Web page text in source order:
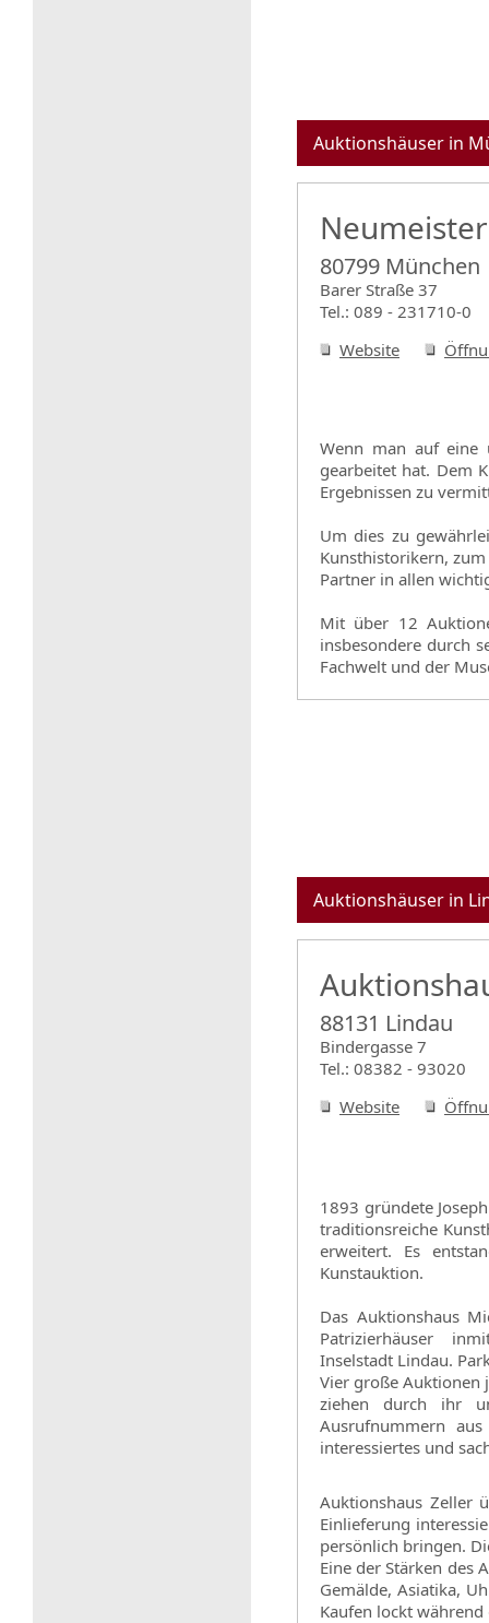
Auktionshäuser in
80799 München
Barer Straße 37
Tel.: 089 - 231710-0
Website
Wenn man auf eine
gearbeitet hat. Dem
Ergebnissen zu
Um dies zu
Kunsthistorikern,
Partner in allen
Mit über 12
insbesondere durch
Fachwelt und der
Auktionshäuser in
88131 Lindau
Bindergasse 7
Tel.: 08382 - 93020
Website
1893 gründete
traditionsreiche
erweitert. Es
Kunstauktion.
Das Auktionshaus
Patrizierhäuser
Inselstadt Lindau.
Vier große Auktionen
ziehen durch ihr
Ausrufnummern
interessiertes und
Auktionshaus Zeller
Einlieferung
persönlich bringen.
Eine der Stärken des
Gemälde, Asiatika,
Kaufen lockt